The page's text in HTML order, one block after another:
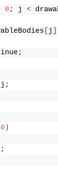
0 ; j <
j
0 )